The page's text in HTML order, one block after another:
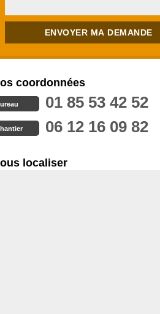
coordonnées
01 85 53 42 52
06 12 16 09 82
localiser